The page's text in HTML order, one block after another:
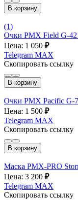
В корзину
(1)
Очки PMX Field G-
Цена: 1 050 ₽
Telegram MAX
Скопировать ссылку
В корзину
Очки PMX Pacific G-
Цена: 1 500 ₽
Telegram MAX
Скопировать ссылку
В корзину
Маска PMX-PRO
Цена: 3 200 ₽
Telegram MAX
Скопировать ссылку